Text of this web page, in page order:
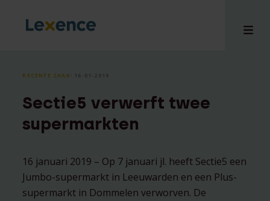
bij
RECENTE ZAAK⸱ 16-01-2019
Sectie5 verwerft twee
supermarkten
16 januari 2019 – Op 7 januari jl. heeft Sectie5 een
Jumbo-supermarkt in Leeuwarden en een Plus-
supermarkt in Dommelen verworven. De